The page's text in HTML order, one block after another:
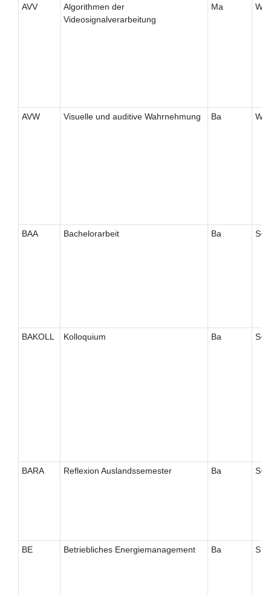
AVV
Algorithmen der
Videosignalverarbeitung
Ma W
AVW Visuelle und auditive Wahrnehmung Ba W
BAA Bachelorarbeit Ba
BAKOLL Kolloquium Ba
BARA Reflexion Auslandssemester Ba
BE Betriebliches Energiemanagement Ba S